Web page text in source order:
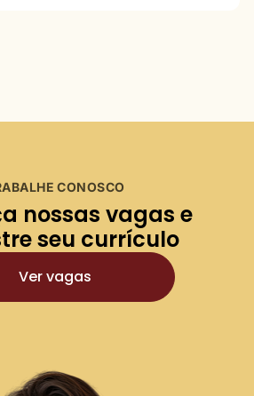
CONOSCO
nossas vagas e
seu currículo
Ver vagas